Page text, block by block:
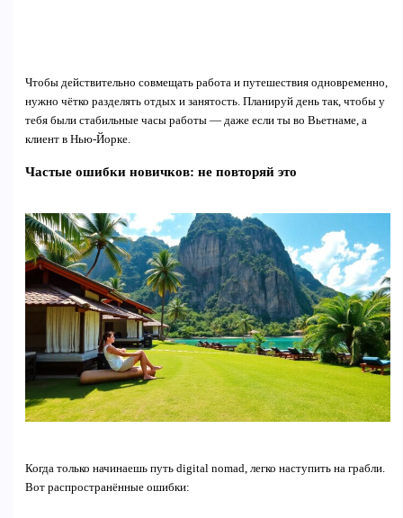
Чтобы действительно совмещать работа и путешествия одновременно,
нужно чётко разделять отдых и занятость. Планируй день так, чтобы у
тебя были стабильные часы работы — даже если ты во Вьетнаме, а
клиент в Нью-Йорке.
Частые ошибки новичков: не повторяй это
Когда только начинаешь путь digital nomad, легко наступить на грабли.
Вот распространённые ошибки: